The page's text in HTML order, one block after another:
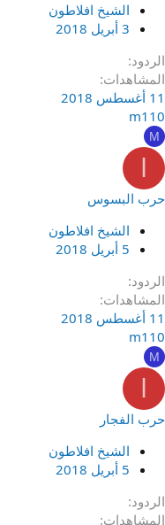
الشيخ افلاطون
3 أبريل 2018
الردود
المشاهدات
11 أغسطس 2018
m110
M
حرب البسوس
الشيخ افلاطون
5 أبريل 2018
الردود
المشاهدات
11 أغسطس 2018
m110
M
حرب الفجار
الشيخ افلاطون
5 أبريل 2018
الردود
المشاهدات